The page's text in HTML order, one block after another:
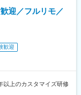
県立体育館前駅、高見
住吉駅(東京都)、押上
町駅(東京都)、瑞江駅、
新富町駅(東京都)、岩本
ノ宮駅、光が丘駅、板
なとみらい駅、武蔵小
野駅、向ケ丘遊園駅、新
ケ丘駅、茅ケ崎駅、平
迎／フルリモ／
歓迎
以上のカスタマイズ研修